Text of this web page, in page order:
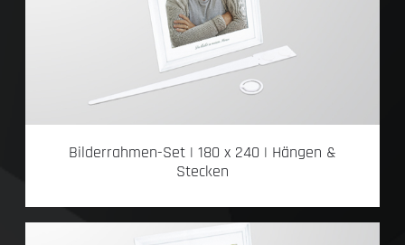
Bilderrahmen-Set | 180 x 240 | Hängen &
Stecken